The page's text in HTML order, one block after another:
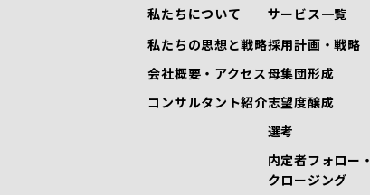
私たちについて
私たちの思想と戦略
会社概要・アクセス
コンサルタント紹介
サービス一覧
採用計画・戦略
母集団形成
志望度醸成
選考
内定者フォロー・
クロージング